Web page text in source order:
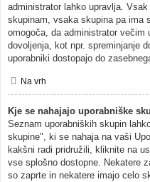
administrator lahko upravlja.
skupinam, vsaka skupina pa ima
omogoča, da administrator večim
dovoljenja, kot npr. spreminjanje
uporabniki dostopajo do
Na vrh
Kje se nahajajo uporabniške
Seznam uporabniških skupin
skupine", ki se nahaja na vaši
kakšni radi pridružili, kliknite na
vse splošno dostopne. Nekatere
so zaprte in nekatere imajo celo